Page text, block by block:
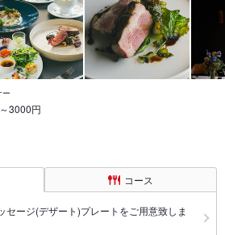
3000円
コース
セージ(デザート)プレートをご用意致しま